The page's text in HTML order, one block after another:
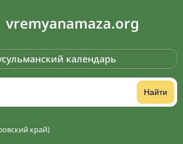
vremyanamaza.org
календарь
Найти
край)